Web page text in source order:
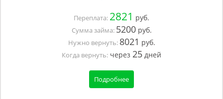
Переплата: 2821 руб.
Сумма займа: 5200руб.
Нужно вернуть: 8021 руб.
Когда вернуть: через 25 дней
Подробнее